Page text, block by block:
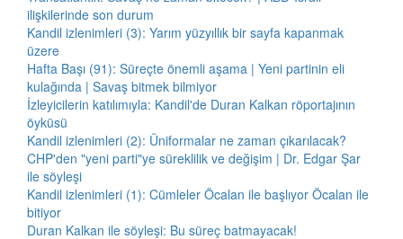
ilişkilerinde son durum
Kandil izlenimleri (3): Yarım yüzyıllık bir sayfa kapanmak
üzere
Hafta Başı (91): Süreçte önemli aşama | Yeni partinin eli
kulağında | Savaş bitmek bilmiyor
İzleyicilerin katılımıyla: Kandil'de Duran Kalkan röportajının
öyküsü
Kandil izlenimleri (2): Üniformalar ne zaman çıkarılacak?
CHP'den "yeni parti"ye süreklilik ve değişim | Dr. Edgar Şar
ile söyleşi
Kandil izlenimleri (1): Cümleler Öcalan ile başlıyor Öcalan ile
bitiyor
Duran Kalkan ile söyleşi: Bu süreç batmayacak!